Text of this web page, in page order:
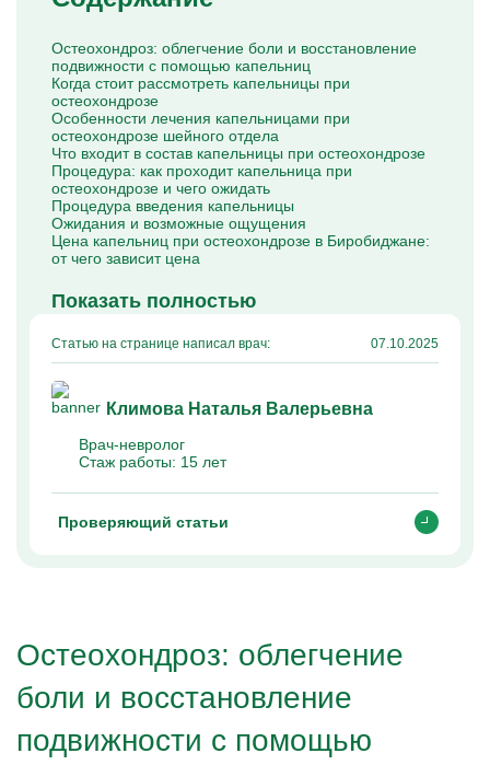
Капельницы Преднизолона
Капельница Церебролизин
Капельница Мильгамма
Капельница Цефтриаксон
Капельница Ципрофлоксацин
Капельница Рингер
Остеохондроз: облегчение боли и восстановление
подвижности с помощью капельниц
Когда стоит рассмотреть капельницы при
остеохондрозе
Особенности лечения капельницами при
остеохондрозе шейного отдела
Что входит в состав капельницы при остеохондрозе
Процедура: как проходит капельница при
остеохондрозе и чего ожидать
Процедура введения капельницы
Ожидания и возможные ощущения
Цена капельниц при остеохондрозе в Биробиджане:
от чего зависит цена
Показать полностью
Статью на странице написал врач: 07.10.2025
Климова Наталья Валерьевна
Врач-невролог
Стаж работы: 15 лет
Проверяющий статьи
Остеохондроз: облегчение
боли и восстановление
подвижности с помощью